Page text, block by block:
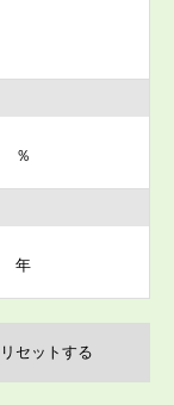
％
年
リセットする